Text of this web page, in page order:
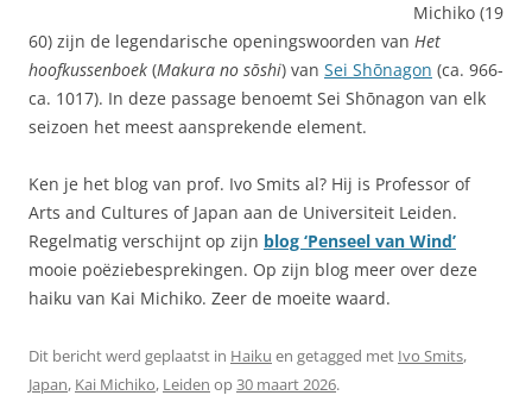
Michiko (19
60) zijn de legendarische openingswoorden van Het
hoofkussenboek (Makura no sōshi) van Sei Shōnagon (ca. 966-
ca. 1017). In deze passage benoemt Sei Shōnagon van elk
seizoen het meest aansprekende element.
Ken je het blog van prof. Ivo Smits al? Hij is Professor of
Arts and Cultures of Japan aan de Universiteit Leiden.
Regelmatig verschijnt op zijn blog ‘Penseel van Wind’
mooie poëziebesprekingen. Op zijn blog meer over deze
haiku van Kai Michiko. Zeer de moeite waard.
Dit bericht werd geplaatst in Haiku en getagged met Ivo Smits,
Japan, Kai Michiko, Leiden op30 maart 2026.